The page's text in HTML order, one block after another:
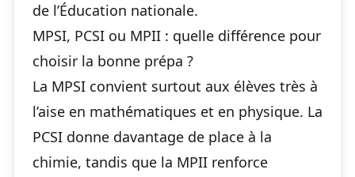
de l’Éducation nationale.
MPSI, PCSI ou MPII : quelle différence pour
choisir la bonne prépa ?
La MPSI convient surtout aux élèves très à
l’aise en mathématiques et en physique. La
PCSI donne davantage de place à la
chimie, tandis que la MPII renforce